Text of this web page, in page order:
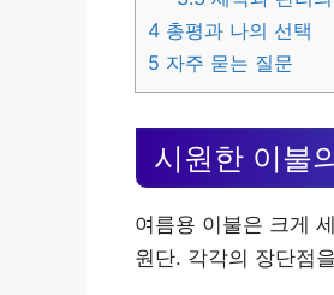
4 총평과 나의 선택
5 자주 묻는 질문
시원한 이불
여름용 이불은 크게
원단. 각각의 장단점